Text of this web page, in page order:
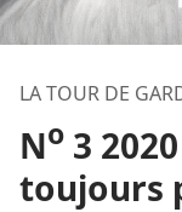
LA TOUR DE
No 3
toujours